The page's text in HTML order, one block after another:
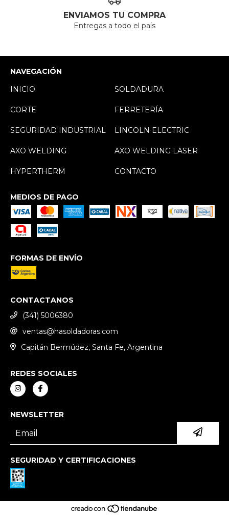
ENVIAMOS TU COMPRA
Entregas a todo el país
NAVEGACIÓN
INICIO
SOLDADURA
CORTE FERRETERÍA
SEGURIDAD INDUSTRIAL LINCOLN ELECTRIC
AXO WELDING AXO WELDING LASER
HYPERTHERM CONTACTO
MEDIOS DE PAGO
FORMAS DE ENVÍO
CONTACTANOS
(341) 5006380
ventas@hasoldadoras.com
Capitán Bermúdez, Santa Fe, Argentina
REDES SOCIALES
NEWSLETTER
SEGURIDAD Y CERTIFICACIONES